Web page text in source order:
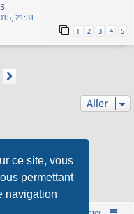
ce site, vous
permettant
navigation
21:31
1 2 3 4 5
Aller
forum
ce forum
ce forum